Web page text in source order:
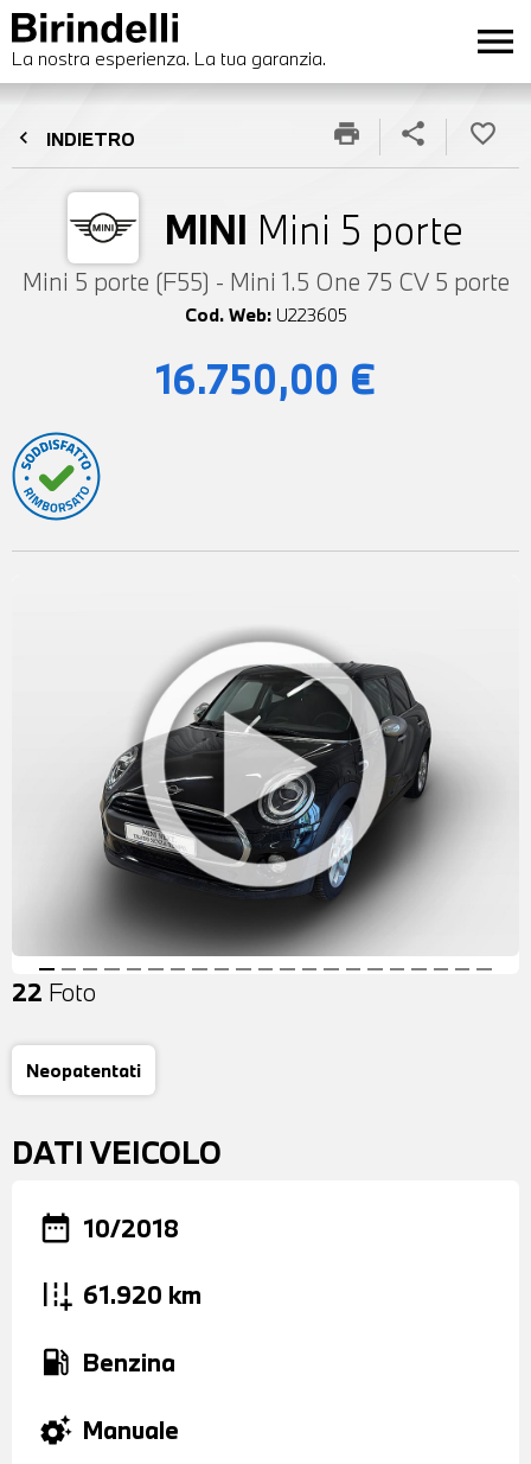
La nostra esperienza. La tua garanzia. menu
chevron_left INDIETRO
MINI Mini 5 porte
Mini 5 porte (F55) - Mini 1.5 One 75 CV 5 porte
Cod. Web: U223605
print share favorite_border
16.750,00 €
22 Foto
Neopatentati
DATI VEICOLO
date_range 10/2018
add_road 61.920 km
local_gas_station Benzina
settings_suggest Manuale